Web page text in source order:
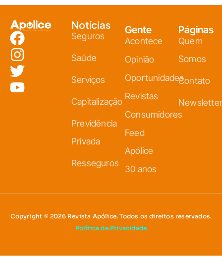
Notícias
Seguros
Saúde
Serviços
Capitalização
Previdência
Privada
Resseguros
Gente
Acontece
Opinião
Oportunidades
Revistas
Consumidores
Feed
Apólice
30 anos
Páginas
Quem
Somos
Contato
Newsletter
Copyright © 2026 Revista Apólice. Todos os direitos reservados.
Política de Privacidade